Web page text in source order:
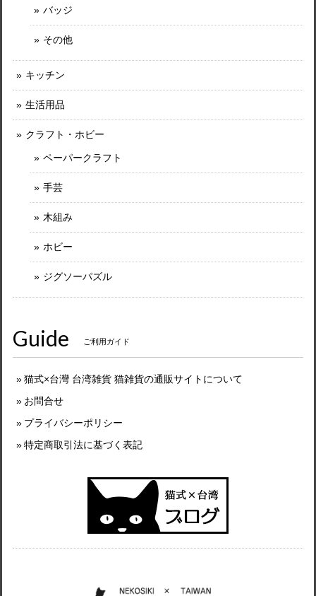
バッジ
その他
キッチン
生活用品
クラフト・ホビー
ペーパークラフト
手芸
木組み
ホビー
ジグソーパズル
Guide ご利用ガイド
猫式×台灣 台湾雑貨 猫雑貨の通販サイトについて
お問合せ
プライバシーポリシー
特定商取引法に基づく表記